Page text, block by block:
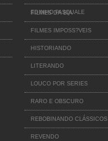
EDINHO PASQUALE
FILMES DA BIA
FILMES IMPOSS?VEIS
HISTORIANDO
LITERANDO
LOUCO POR SERIES
RARO E OBSCURO
REBOBINANDO CLÁSSICOS
REVENDO